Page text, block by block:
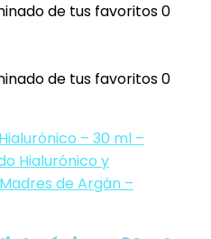
de tus favoritos0
de tus favoritos0